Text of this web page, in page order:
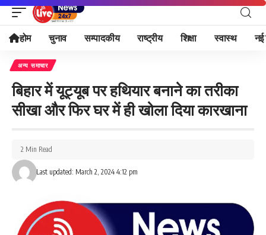
होम चुनाव सम्पादकीय राष्ट्रीय शिक्षा स्वास्थ नई
अन्य समाचार
बिहार में यूट्यूब पर हथियार बनाने का तरीका
सीखा और फिर घर में ही खोला दिया कारखाना
Last updated: March 2, 2024 4:12 pm
2 Min Read